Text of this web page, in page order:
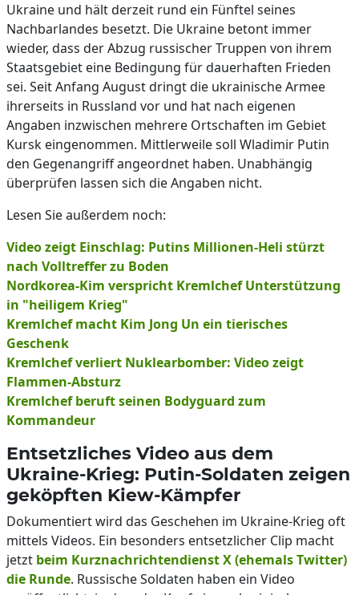
Ukraine und hält derzeit rund ein Fünftel seines
Nachbarlandes besetzt. Die Ukraine betont immer
wieder, dass der Abzug russischer Truppen von ihrem
Staatsgebiet eine Bedingung für dauerhaften Frieden
sei. Seit Anfang August dringt die ukrainische Armee
ihrerseits in Russland vor und hat nach eigenen
Angaben inzwischen mehrere Ortschaften im Gebiet
Kursk eingenommen. Mittlerweile soll Wladimir Putin
den Gegenangriff angeordnet haben. Unabhängig
überprüfen lassen sich die Angaben nicht.
Lesen Sie außerdem noch:
Video zeigt Einschlag: Putins Millionen-Heli stürzt
nach Volltreffer zu Boden
Nordkorea-Kim verspricht Kremlchef Unterstützung
in "heiligem Krieg"
Kremlchef macht Kim Jong Un ein tierisches
Geschenk
Kremlchef verliert Nuklearbomber: Video zeigt
Flammen-Absturz
Kremlchef beruft seinen Bodyguard zum
Kommandeur
Entsetzliches Video aus dem
Ukraine-Krieg: Putin-Soldaten zeigen
geköpften Kiew-Kämpfer
Dokumentiert wird das Geschehen im Ukraine-Krieg oft
mittels Videos. Ein besonders entsetzlicher Clip macht
jetzt beim Kurznachrichtendienst X (ehemals Twitter)
die Runde. Russische Soldaten haben ein Video